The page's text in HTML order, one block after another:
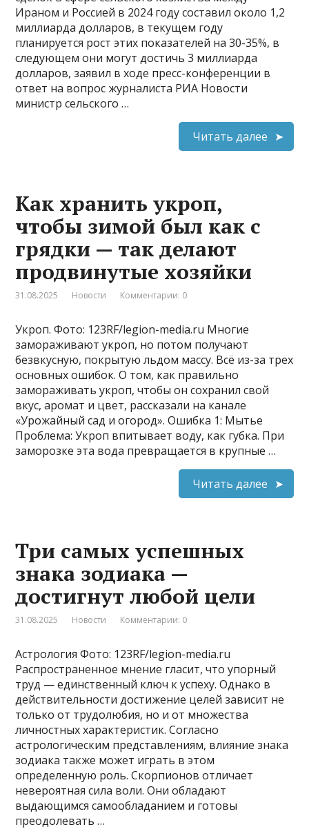
Ираном и Россией в 2024 году составил около 1,2
миллиарда долларов, в текущем году
планируется рост этих показателей на 30-35%, в
следующем они могут достичь 3 миллиарда
долларов, заявил в ходе пресс-конференции в
ответ на вопрос журналиста РИА Новости
министр сельского …
Читать далее
Как хранить укроп,
чтобы зимой был как с
грядки — так делают
продвинутые хозяйки
31.08.2025 Новости Комментарии: 0
Укроп. Фото: 123RF/legion-media.ru Многие
замораживают укроп, но потом получают
безвкусную, покрытую льдом массу. Всё из-за трех
основных ошибок. О том, как правильно
замораживать укроп, чтобы он сохранил свой
вкус, аромат и цвет, рассказали на канале
«Урожайный сад и огород». Ошибка 1: Мытье
Проблема: Укроп впитывает воду, как губка. При
заморозке эта вода превращается в крупные …
Читать далее
Три самых успешных
знака зодиака —
достигнут любой цели
31.08.2025 Новости Комментарии: 0
Астрология Фото: 123RF/legion-media.ru
Распространенное мнение гласит, что упорный
труд — единственный ключ к успеху. Однако в
действительности достижение целей зависит не
только от трудолюбия, но и от множества
личностных характеристик. Согласно
астрологическим представлениям, влияние знака
зодиака также может играть в этом
определенную роль. Скорпионов отличает
невероятная сила воли. Они обладают
выдающимся самообладанием и готовы
преодолевать …